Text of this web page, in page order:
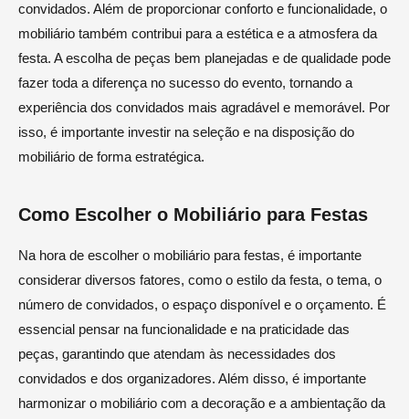
convidados. Além de proporcionar conforto e funcionalidade, o
mobiliário também contribui para a estética e a atmosfera da
festa. A escolha de peças bem planejadas e de qualidade pode
fazer toda a diferença no sucesso do evento, tornando a
experiência dos convidados mais agradável e memorável. Por
isso, é importante investir na seleção e na disposição do
mobiliário de forma estratégica.
Como Escolher o Mobiliário para Festas
Na hora de escolher o mobiliário para festas, é importante
considerar diversos fatores, como o estilo da festa, o tema, o
número de convidados, o espaço disponível e o orçamento. É
essencial pensar na funcionalidade e na praticidade das
peças, garantindo que atendam às necessidades dos
convidados e dos organizadores. Além disso, é importante
harmonizar o mobiliário com a decoração e a ambientação da